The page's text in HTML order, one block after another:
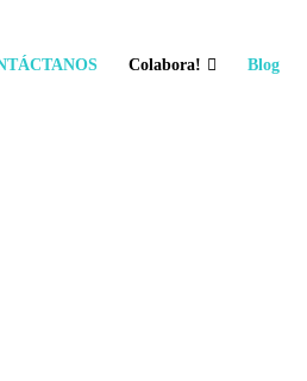
Colabora! Blog